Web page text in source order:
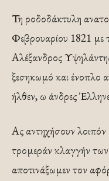
Τη ροδοδάκτυλη
Φεβρουαρίου 1821 με
Αλέξανδρος
ξεσηκωμό και
ήλθεν, ω άνδρες
Ας αντηχήσουν
τρομεράν κλαγγήν
αποτινάξωμεν τον